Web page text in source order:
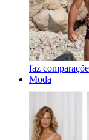
faz
Moda